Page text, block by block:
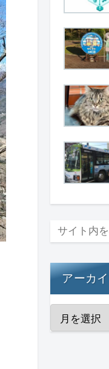
アーカ